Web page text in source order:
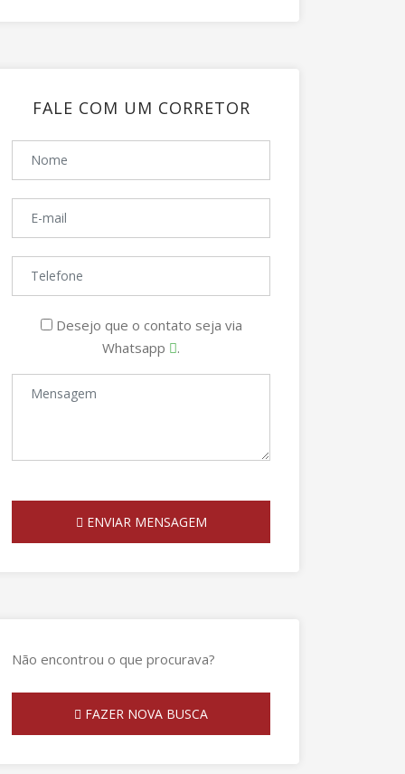
FALE COM UM CORRETOR
Desejo que o contato seja via
Whatsapp
.
ENVIAR MENSAGEM
Não encontrou o que procurava?
FAZER NOVA BUSCA